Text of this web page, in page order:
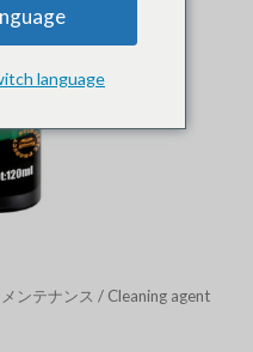
ンテナンス / Cleaning agent
language